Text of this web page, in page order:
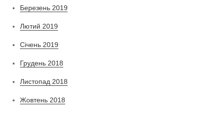
Березень 2019
Лютий 2019
Січень 2019
Грудень 2018
Листопад 2018
Жовтень 2018